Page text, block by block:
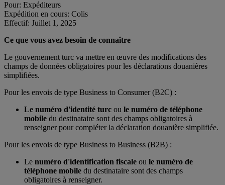
Pour: Expéditeurs
Expédition en cours: Colis
Effectif: Juillet 1, 2025
Ce que vous avez besoin de connaître
Le gouvernement turc va mettre en œuvre des modifications des
champs de données obligatoires pour les déclarations douanières
simplifiées.
Pour les envois de type Business to Consumer (B2C) :
Le numéro d'identité turc ou le numéro de téléphone
mobile du destinataire sont des champs obligatoires à
renseigner pour compléter la déclaration douanière simplifiée.
Pour les envois de type Business to Business (B2B) :
Le numéro d'identification fiscale ou le numéro de
téléphone mobile du destinataire sont des champs
obligatoires à renseigner.